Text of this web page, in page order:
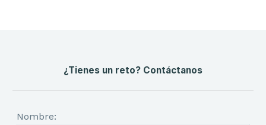
¿Tienes un reto? Contáctanos
Nombre: